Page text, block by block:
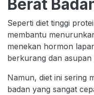
Berat
Seperti diet tinggi
membantu
menekan hormon
berkurang dan
Namun, diet ini sering
badan yang sangat